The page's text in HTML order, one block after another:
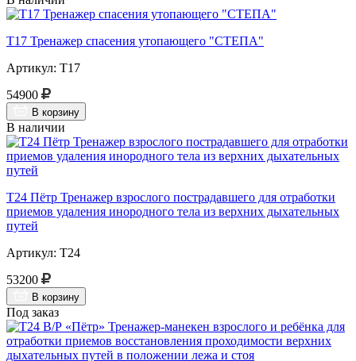
Т17 Тренажер спасения утопающего "СТЕПА"
Артикул: Т17
54900
В корзину
В наличии
Т24 Пётр Тренажер взрослого пострадавшего для отработки
приемов удаления инородного тела из верхних дыхательных
путей
Артикул: Т24
53200
В корзину
Под заказ